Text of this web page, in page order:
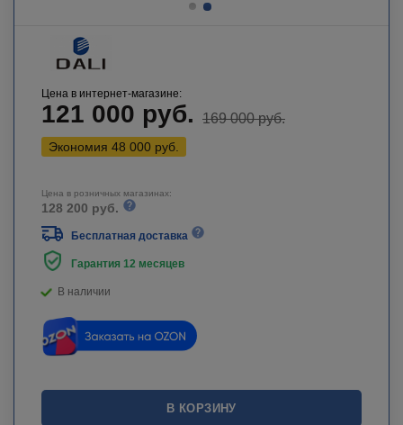
Цена в интернет-магазине:
121 000 руб. 169 000руб.
Экономия 48 000 руб.
Цена в розничных магазинах:
128 200 руб.
Бесплатная доставка
Гарантия 12 месяцев
В наличии
В КОРЗИНУ